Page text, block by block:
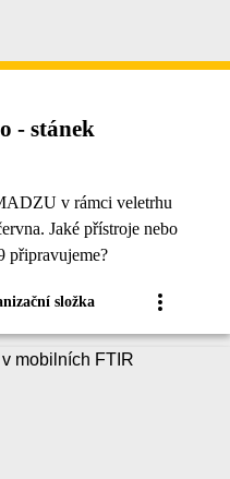
- stánek
v rámci veletrhu
Jaké přístroje nebo
připravujeme?
složka